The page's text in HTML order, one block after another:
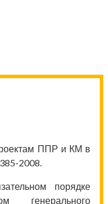
ППР и КМ в
2008.
порядке
генерального